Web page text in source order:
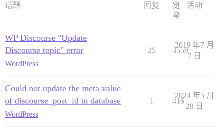
话题 回复
览
量
活动
WP Discourse "Update
Discourse topic" error
WordPress
25 3559
2019 年7 月
7 日
Could not update the meta value
of discourse_post_id in database
WordPress
1 416
2024 年5 月
28 日